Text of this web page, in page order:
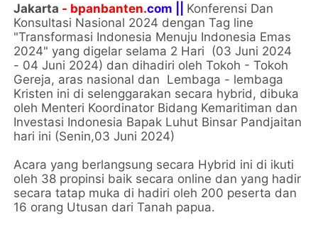
Jakarta - bpanbanten.com || Konferensi Dan
Konsultasi Nasional 2024 dengan Tag line
"Transformasi Indonesia Menuju Indonesia Emas
2024" yang digelar selama 2 Hari (03 Juni 2024
- 04 Juni 2024) dan dihadiri oleh Tokoh - Tokoh
Gereja, aras nasional dan Lembaga - lembaga
Kristen ini di selenggarakan secara hybrid, dibuka
oleh Menteri Koordinator Bidang Kemaritiman dan
Investasi Indonesia Bapak Luhut Binsar Pandjaitan
hari ini (Senin,03 Juni 2024)
Acara yang berlangsung secara Hybrid ini di ikuti
oleh 38 propinsi baik secara online dan yang hadir
secara tatap muka di hadiri oleh 200 peserta dan
16 orang Utusan dari Tanah papua.